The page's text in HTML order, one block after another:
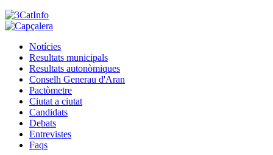
Notícies
Resultats municipals
Resultats autonòmiques
Conselh Generau d'Aran
Pactòmetre
Ciutat a ciutat
Candidats
Debats
Entrevistes
Faqs